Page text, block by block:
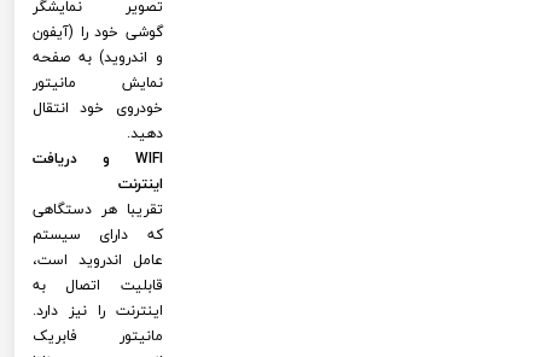
تصویر نمایشگر
گوشی خود را (آیفون
و اندروید) به صفحه
نمایش مانیتور
خودروی خود انتقال
دهید.
WIFI و دریافت
اینترنت
تقریبا هر دستگاهی
که دارای سیستم
عامل اندروید است،
قابلیت اتصال به
اینترنت را نیز دارد.
مانیتور فابریک